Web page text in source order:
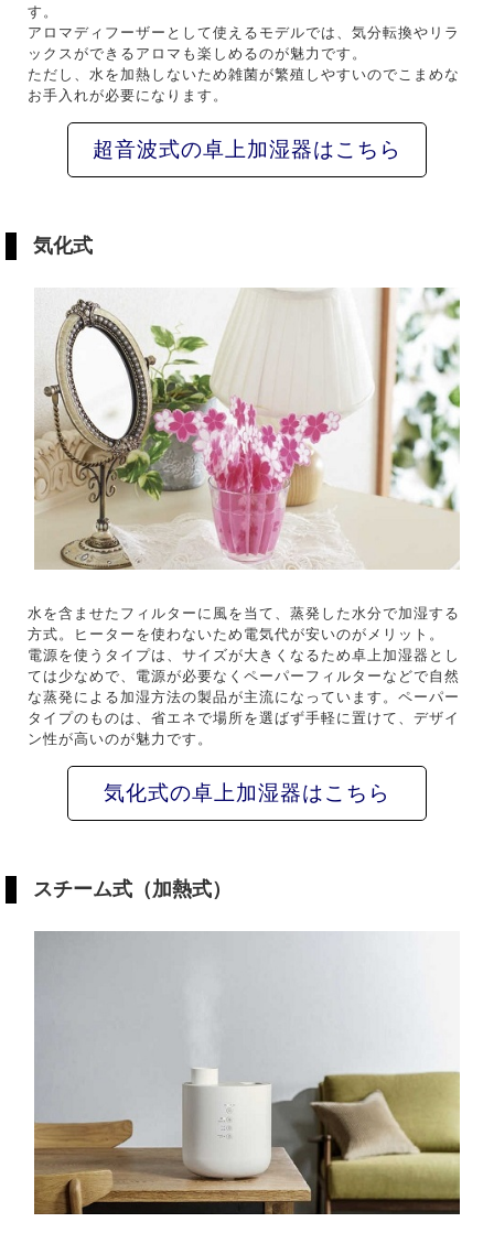
す。
アロマディフーザーとして使えるモデルでは、気分転換やリラ
ックスができるアロマも楽しめるのが魅力です。
ただし、水を加熱しないため雑菌が繁殖しやすいのでこまめな
お手入れが必要になります。
超音波式の卓上加湿器はこちら
気化式
水を含ませたフィルターに風を当て、蒸発した水分で加湿する
方式。ヒーターを使わないため電気代が安いのがメリット。
電源を使うタイプは、サイズが大きくなるため卓上加湿器とし
ては少なめで、電源が必要なくペーパーフィルターなどで自然
な蒸発による加湿方法の製品が主流になっています。ペーパー
タイプのものは、省エネで場所を選ばず手軽に置けて、デザイ
ン性が高いのが魅力です。
気化式の卓上加湿器はこちら
スチーム式（加熱式）